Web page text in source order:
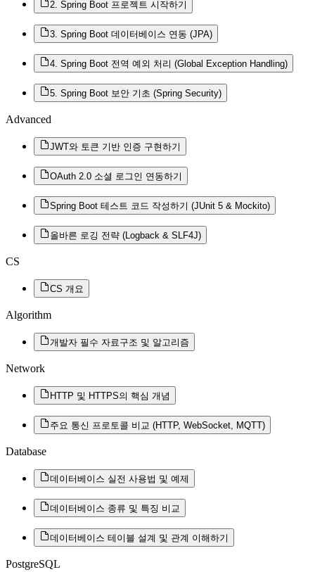
2. Spring Boot 프로젝트 시작하기
3. Spring Boot 데이터베이스 연동 (JPA)
4. Spring Boot 전역 예외 처리 (Global Exception Handling)
5. Spring Boot 보안 기초 (Spring Security)
Advanced
JWT와 토큰 기반 인증 구현하기
OAuth 2.0 소셜 로그인 연동하기
Spring Boot 테스트 코드 작성하기 (JUnit 5 & Mockito)
올바른 로깅 전략 (Logback & SLF4J)
CS
CS 개요
Algorithm
개발자 필수 자료구조 및 알고리즘
Network
HTTP 및 HTTPS의 핵심 개념
주요 통신 프로토콜 비교 (HTTP, WebSocket, MQTT)
Database
데이터베이스 실전 사용법 및 예제
데이터베이스 종류 및 특징 비교
데이터베이스 테이블 설계 및 관계 이해하기
PostgreSQL